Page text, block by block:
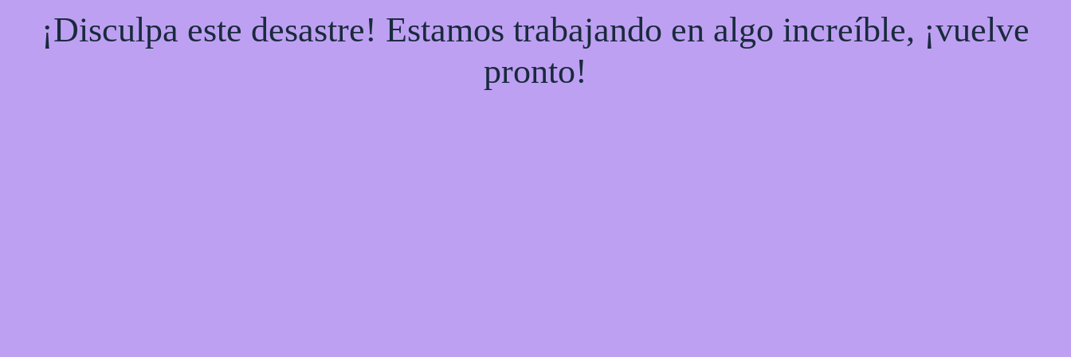
¡Disculpa este desastre! Estamos trabajando en algo increíble, ¡vuelve
pronto!